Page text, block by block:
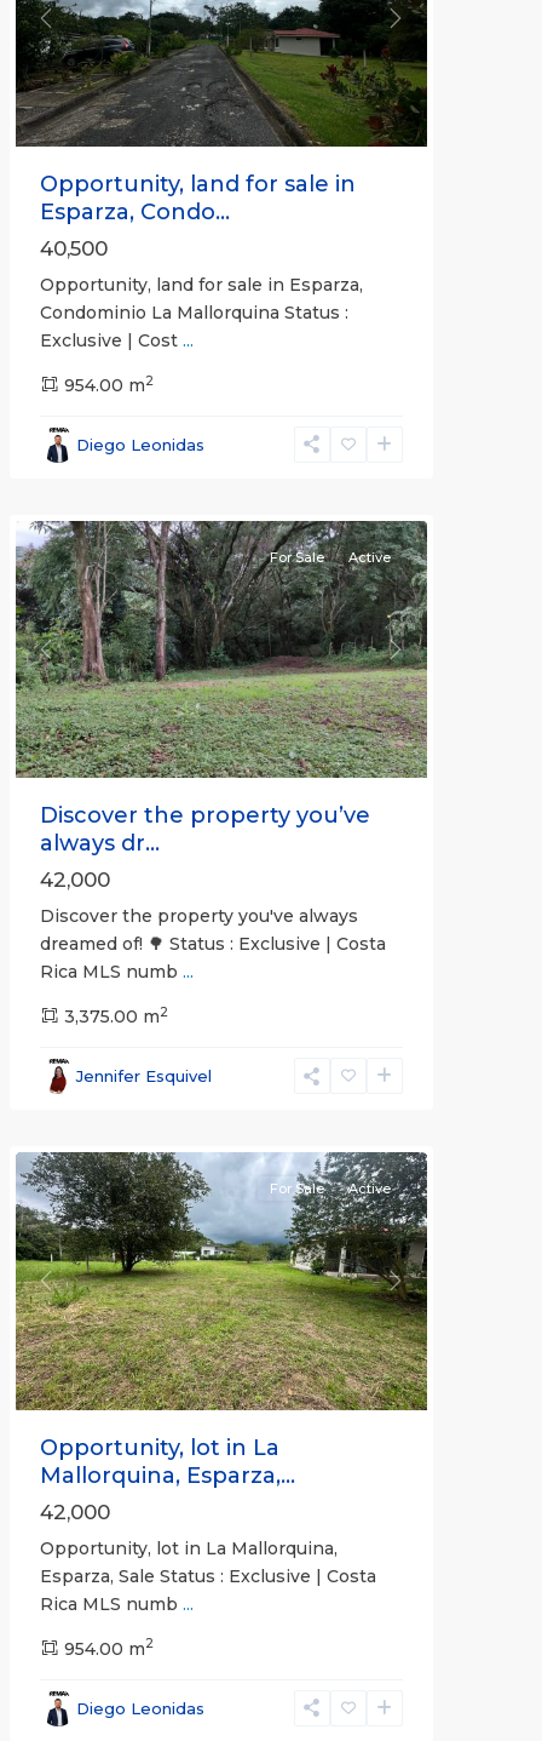
Previous Next
Opportunity, land for sale in
Esparza, Condo...
40,500
Opportunity, land for sale in Esparza,
Condominio La Mallorquina Status :
Exclusive | Cost ...
954.00 m2
Diego Leonidas
all
(Province) ,
San
Previous Next
For Sale Active
Discover the property you’ve
always dr...
42,000
Discover the property you've always
dreamed of! 🌳 Status : Exclusive | Costa
Rica MLS numb ...
3,375.00 m2
Jennifer Esquivel
Esparza,
Puntarenas
Previous Next
For Sale Active
Opportunity, lot in La
Mallorquina, Esparza,...
42,000
Opportunity, lot in La Mallorquina,
Esparza, Sale Status : Exclusive | Costa
Rica MLS numb ...
954.00 m2
Diego Leonidas